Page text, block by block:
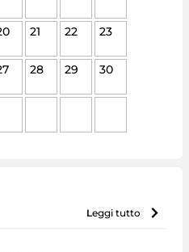
21 22 23
28 29 30
leggi tutto